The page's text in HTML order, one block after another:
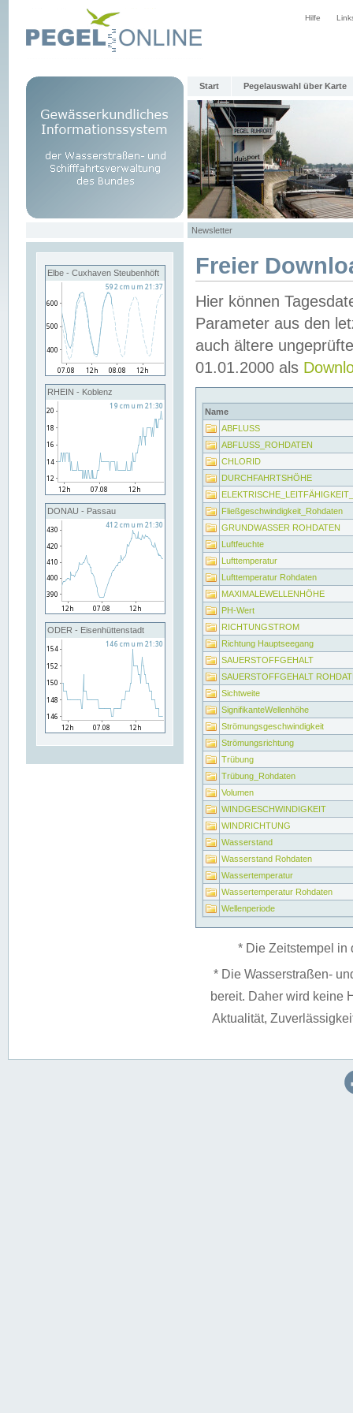
Hilfe
Start Pegelauswahl über Karte
Newsletter
Elbe - Cuxhaven Steubenhöft
RHEIN - Koblenz
DONAU - Passau
ODER - Eisenhüttenstadt
Freier
Hier können
Parameter aus den
auch ältere
01.01.2000 als
Name
ABFLUSS
ABFLUSS_ROHDATEN
CHLORID
DURCHFAHRTSHÖHE
Fließgeschwindigkeit_Rohdaten
GRUNDWASSER ROHDATEN
Luftfeuchte
Lufttemperatur
Lufttemperatur Rohdaten
MAXIMALEWELLENHÖHE
PH-Wert
RICHTUNGSTROM
Richtung Hauptseegang
SAUERSTOFFGEHALT
SAUERSTOFFGEHALT
Sichtweite
SignifikanteWellenhöhe
Strömungsgeschwindigkeit
Strömungsrichtung
Trübung
Trübung_Rohdaten
Volumen
WINDGESCHWINDIGKEIT
WINDRICHTUNG
Wasserstand
Wasserstand Rohdaten
Wassertemperatur
Wassertemperatur Rohdaten
Wellenperiode
* Die Zeitstempel in
* Die Wasserstraßen-
bereit. Daher wird keine
Aktualität,